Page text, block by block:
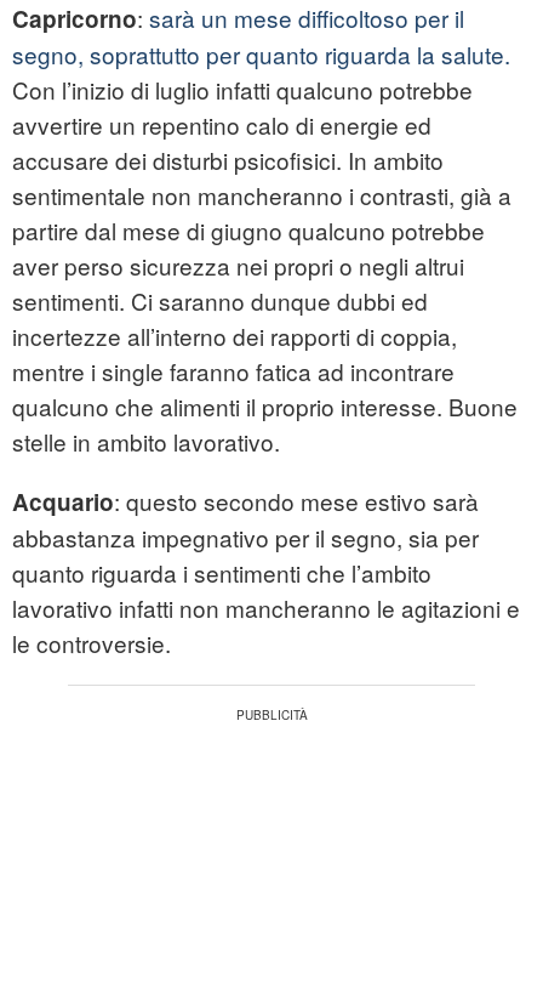
Capricorno: sarà un mese difficoltoso per il
segno, soprattutto per quanto riguarda la salute.
Con l’inizio di luglio infatti qualcuno potrebbe
avvertire un repentino calo di energie ed
accusare dei disturbi psicofisici. In ambito
sentimentale non mancheranno i contrasti, già a
partire dal mese di giugno qualcuno potrebbe
aver perso sicurezza nei propri o negli altrui
sentimenti. Ci saranno dunque dubbi ed
incertezze all’interno dei rapporti di coppia,
mentre i single faranno fatica ad incontrare
qualcuno che alimenti il proprio interesse. Buone
stelle in ambito lavorativo.
Acquario: questo secondo mese estivo sarà
abbastanza impegnativo per il segno, sia per
quanto riguarda i sentimenti che l’ambito
lavorativo infatti non mancheranno le agitazioni e
le controversie.